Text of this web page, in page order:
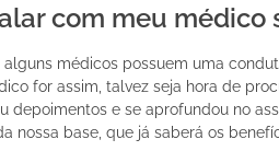
com meu médico
alguns médicos possuem uma
for assim, talvez seja hora de
depoimentos e se aprofundou no
nossa base, que já saberá os